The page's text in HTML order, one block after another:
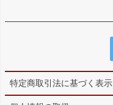
特定商取引法に基づく表示